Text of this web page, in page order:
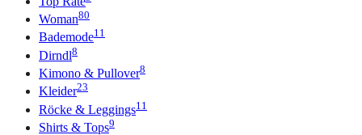
Woman80
Bademode11
Dirndl8
Kimono & Pullover8
Kleider23
Röcke & Leggings11
Shirts & Tops9